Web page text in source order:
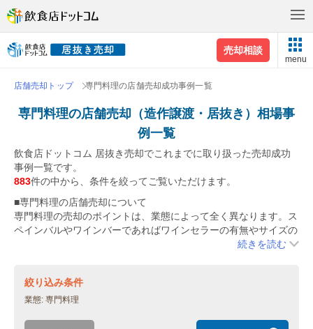
売却相談
menu
店舗売却トップ 専門料理の店舗売却成功事例一覧
専門料理の店舗売却（造作譲渡・居抜き）相場事
例一覧
飲食店ドットコム 居抜き売却でこれまでに取り扱った売却成功
事例一覧です。
883件の中から、条件を絞ってご覧いただけます。
■専門料理の店舗売却について
専門料理の売却のポイントは、業態によって全く異なります。ス
ペインバルやワインバーであればワインセラーの有無やサイズの
違い、ケバブなどの業態であれば、販売スペースの広さやケバブ
いても、良い状態に保っておくようにしましょう。
続きを読む
絞り込み条件
業態 専門料理